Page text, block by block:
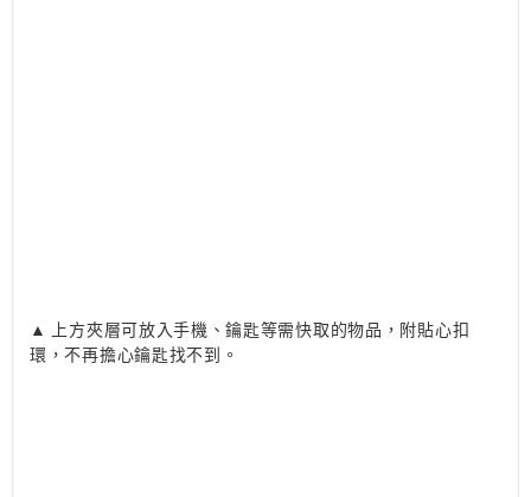
▲ 上方夾層可放入手機、鑰匙等需快取的物品，附貼心扣
環，不再擔心鑰匙找不到。